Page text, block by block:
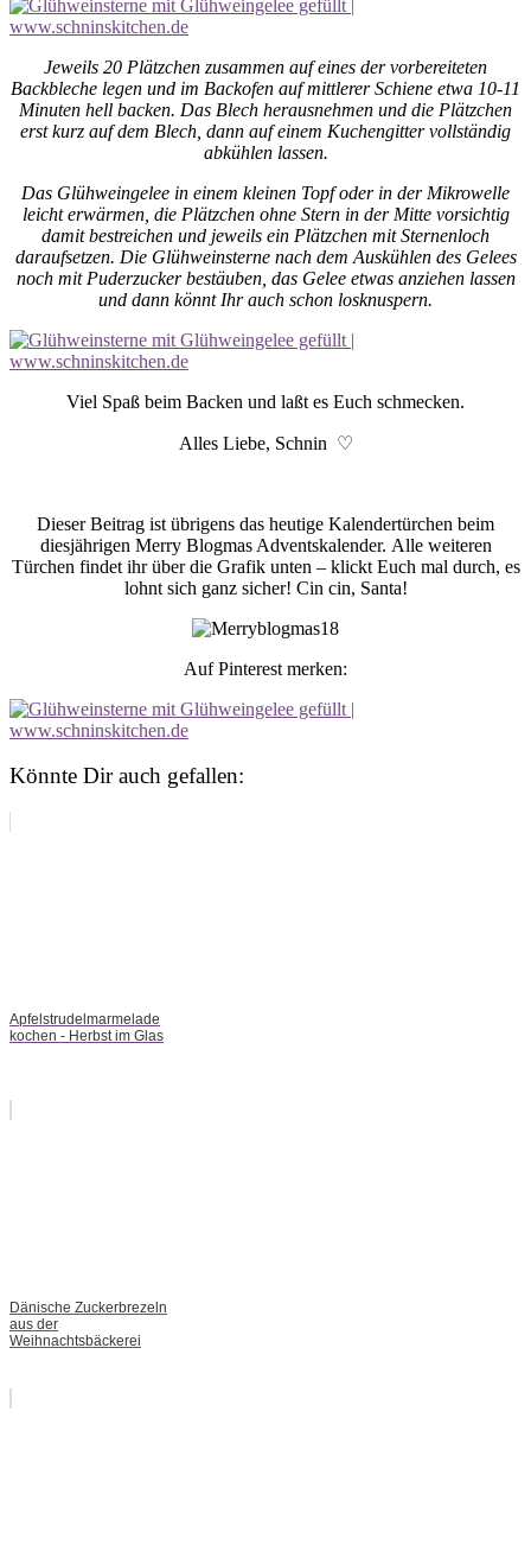
Jeweils 20 Plätzchen zusammen auf eines der vorbereiteten
Backbleche legen und im Backofen auf mittlerer Schiene etwa 10-11
Minuten hell backen. Das Blech herausnehmen und die Plätzchen
erst kurz auf dem Blech, dann auf einem Kuchengitter vollständig
abkühlen lassen.
Das Glühweingelee in einem kleinen Topf oder in der Mikrowelle
leicht erwärmen, die Plätzchen ohne Stern in der Mitte vorsichtig
damit bestreichen und jeweils ein Plätzchen mit Sternenloch
daraufsetzen. Die Glühweinsterne nach dem Auskühlen des Gelees
noch mit Puderzucker bestäuben, das Gelee etwas anziehen lassen
und dann könnt Ihr auch schon losknuspern.
Viel Spaß beim Backen und laßt es Euch schmecken.
Alles Liebe, Schnin ♡
Dieser Beitrag ist übrigens das heutige Kalendertürchen beim
diesjährigen Merry Blogmas Adventskalender. Alle weiteren
Türchen findet ihr über die Grafik unten – klickt Euch mal durch, es
lohnt sich ganz sicher! Cin cin, Santa!
Auf Pinterest merken:
Könnte Dir auch gefallen:
Apfelstrudelmarmelade
kochen - Herbst im Glas
Dänische Zuckerbrezeln
aus der
Weihnachtsbäckerei